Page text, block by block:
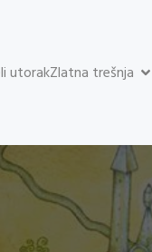
utorakZlatna trešnja